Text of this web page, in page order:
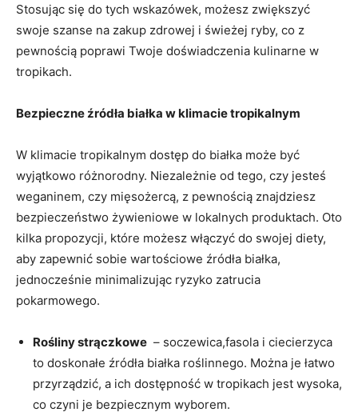
Stosując się do tych wskazówek, ‌możesz zwiększyć
swoje szanse na ⁢zakup⁣ zdrowej i ​świeżej ryby, co z
pewnością poprawi Twoje​ doświadczenia‍ kulinarne w
‍tropikach.
Bezpieczne źródła białka w klimacie tropikalnym
W klimacie ‍tropikalnym dostęp do białka może być
wyjątkowo różnorodny.​ Niezależnie od tego, ‌czy jesteś
weganinem, czy mięsożercą, z⁤ pewnością⁤ znajdziesz
⁢bezpieczeństwo żywieniowe w lokalnych produktach. ⁣Oto
kilka propozycji, które możesz włączyć do swojej diety,‌
aby zapewnić⁣ sobie wartościowe źródła białka,
jednocześnie ⁤minimalizując ryzyko zatrucia
pokarmowego.
Rośliny strączkowe ⁣ – soczewica,fasola i ciecierzyca
to doskonałe źródła białka ‌roślinnego. Można je łatwo⁤
przyrządzić, a ich dostępność w⁢ tropikach jest wysoka,
co czyni ‌je bezpiecznym wyborem.